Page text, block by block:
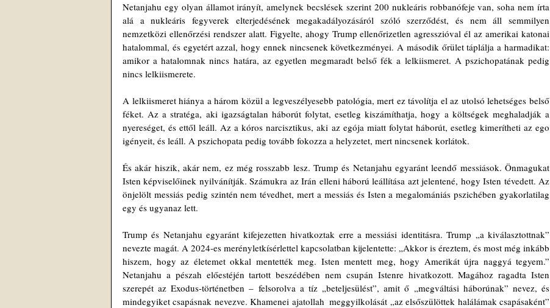
Netanjahu egy olyan államot irányít, amelynek becslések szerint 200 nukleáris robbanófeje van, soha nem írta
alá a nukleáris fegyverek elterjedésének megakadályozásáról szóló szerződést, és nem áll semmilyen
nemzetközi ellenőrzési rendszer alatt. Figyelte, ahogy Trump ellenőrizetlen agresszióval él az amerikai katonai
hatalommal, és egyetért azzal, hogy ennek nincsenek következményei. A második őrület táplálja a harmadikat:
amikor a hatalomnak nincs határa, az egyetlen megmaradt belső fék a lelkiismeret. A pszichopatának pedig
nincs lelkiismerete.
A lelkiismeret hiánya a három közül a legveszélyesebb patológia, mert ez távolítja el az utolsó lehetséges belső
féket. Az a stratéga, aki igazságtalan háborút folytat, esetleg kiszámíthatja, hogy a költségek meghaladják a
nyereséget, és ettől leáll. Az a kóros narcisztikus, aki az egója miatt folytat háborút, esetleg kimerítheti az ego
igényeit, és leáll. A pszichopata pedig tovább fokozza a helyzetet, mert nincsenek korlátok.
És akár hiszik, akár nem, ez még rosszabb lesz. Trump és Netanjahu egyaránt leendő messiások. Önmagukat
Isten képviselőinek nyilvánítják. Számukra az Irán elleni háború leállítása azt jelentené, hogy Isten tévedett. Az
önjelölt messiás pedig szintén nem tévedhet, mert a messiás és Isten a megalomániás pszichében gyakorlatilag
egy és ugyanaz lett.
Trump és Netanjahu egyaránt kifejezetten hivatkoztak erre a messiási identitásra. Trump „a kiválasztottnak”
nevezte magát. A 2024-es merényletkísérlettel kapcsolatban kijelentette: „Akkor is éreztem, és most még inkább
hiszem, hogy az életemet okkal mentették meg. Isten mentett meg, hogy Amerikát újra naggyá tegyem.”
Netanjahu a pészah előestéjén tartott beszédében nem csupán Istenre hivatkozott. Magához ragadta Isten
szerepét az Exodus-történetben – felsorolva a tíz „beteljesülést”, amit ő „megváltási háborúnak” nevez, és
mindegyiket csapásnak nevezve. Khamenei ajatollah  meggyilkolását „az elsőszülöttek halálámak csapásaként”